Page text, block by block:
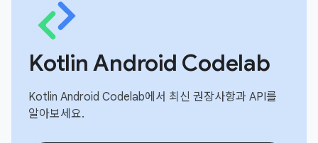
Kotlin Android Codelab
Kotlin Android Codelab에서 최신 권장사항과 API를
알아보세요.